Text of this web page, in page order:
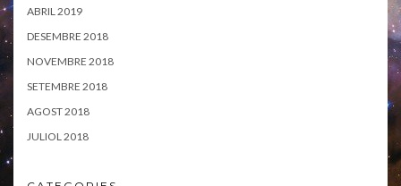
ABRIL 2019
DESEMBRE 2018
NOVEMBRE 2018
SETEMBRE 2018
AGOST 2018
JULIOL 2018